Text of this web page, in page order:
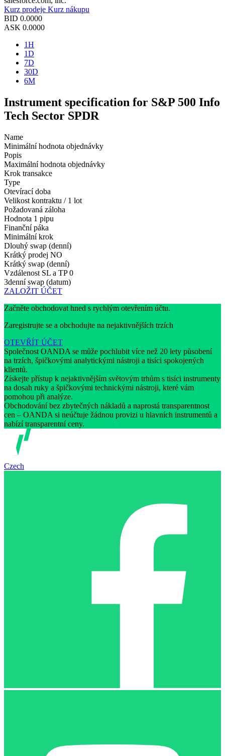
Kurz prodeje Kurz nákupu
BID 0.0000
ASK 0.0000
1H
1D
7D
30D
6M
Instrument specification for S&P 500 Info
Tech Sector SPDR
Name
Minimální hodnota objednávky
Popis
Maximální hodnota objednávky
Krok transakce
Type
Otevírací doba
Velikost kontraktu / 1 lot
Požadovaná záloha
Hodnota 1 pipu
Finanční páka
Minimální krok
Dlouhý swap (denní)
Krátký prodej NO
Krátký swap (denní)
Vzdálenost SL a TP 0
3denní swap (datum)
ZALOŽIT ÚČET
Začněte obchodovat hned s rychlým otevřením účtu.
Zaregistrujte se a obchodujte na nejaktivnějších trzích
OTEVŘÍT ÚČET
Společnost OANDA se může pochlubit více než 20 lety působení
na trzích, špičkovými analytickými nástroji a tisíci spokojených
klientů.
Získejte přístup k nejaktivnějším světovým trhům s tisíci instrumenty
na dosah ruky a špičkovými technickými nástroji, které vám
pomohou při analýze.
Obchodování bez zbytečných nákladů a naprostá transparentnost
cen – OANDA si neúčtuje žádnou provizi u hlavních instrumentů a
nabízí transparentní ceny.
Czech